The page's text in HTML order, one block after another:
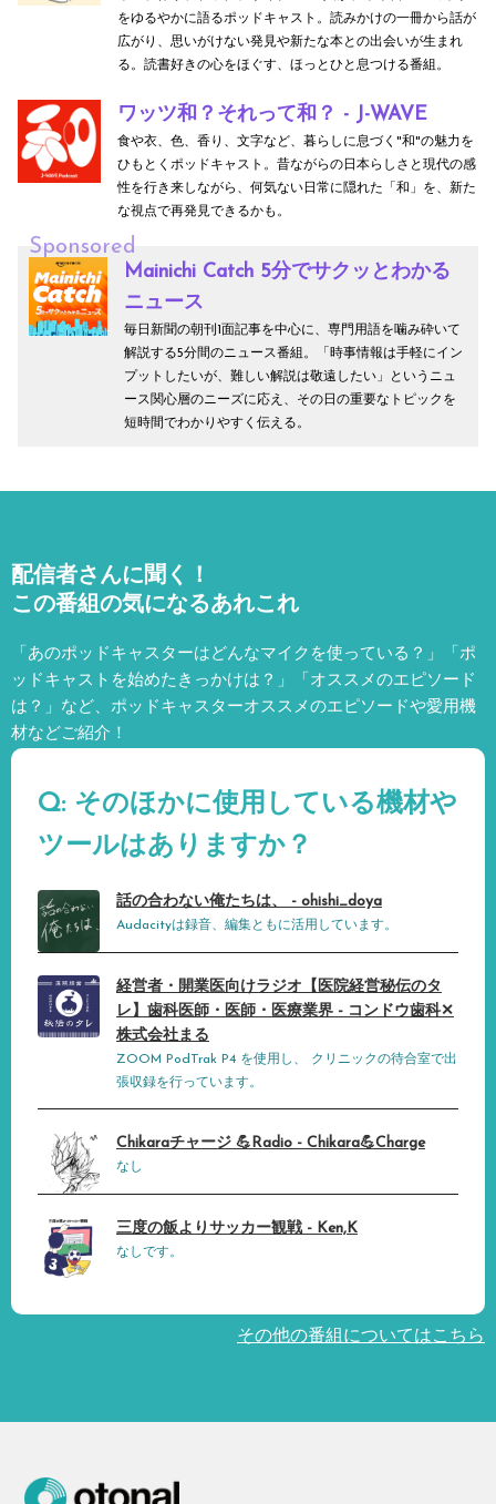
をゆるやかに語るポッドキャスト。読みかけの一冊から話が
広がり、思いがけない発見や新たな本との出会いが生まれ
る。読書好きの心をほぐす、ほっとひと息つける番組。
ワッツ和？それって和？ - J-WAVE
食や衣、色、香り、文字など、暮らしに息づく"和"の魅力を
ひもとくポッドキャスト。昔ながらの日本らしさと現代の感
性を行き来しながら、何気ない日常に隠れた「和」を、新た
な視点で再発見できるかも。
Sponsored
Mainichi Catch 5分でサクッとわかる
ニュース
毎日新聞の朝刊1面記事を中心に、専門用語を噛み砕いて
解説する5分間のニュース番組。「時事情報は手軽にイン
プットしたいが、難しい解説は敬遠したい」というニュ
ース関心層のニーズに応え、その日の重要なトピックを
短時間でわかりやすく伝える。
配信者さんに聞く！
この番組の気になるあれこれ
「あのポッドキャスターはどんなマイクを使っている？」「ポ
ッドキャストを始めたきっかけは？」「オススメのエピソード
は？」など、 ポッドキャスターオススメのエピソードや愛用機
材などご紹介！
Q: そのほかに使用している機材や
ツールはありますか？
話の合わない俺たちは、 - ohishi_doya
Audacityは録音、編集ともに活用しています。
経営者・開業医向けラジオ【医院経営秘伝のタ
レ】歯科医師・医師・医療業界 - コンドウ歯科✕
株式会社まる
ZOOM PodTrak P4 を使用し、 クリニックの待合室で出
張収録を行っています。
Chikaraチャージ 💪Radio - Chikara💪Charge
なし
三度の飯よりサッカー観戦 - Ken,K
なしです。
その他の番組についてはこちら